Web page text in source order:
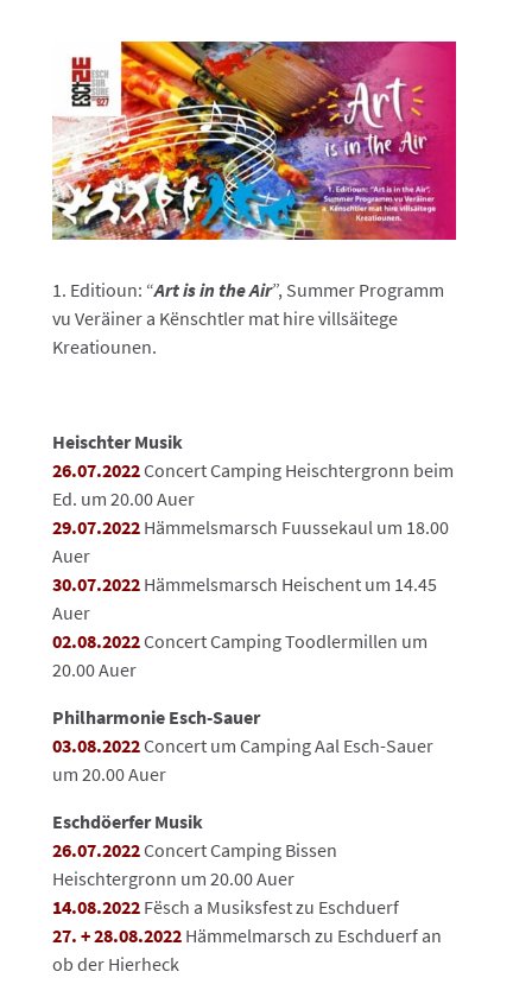
1. Editioun: “Art is in the Air”, Summer Programm
vu Veräiner a Kënschtler mat hire villsäitege
Kreatiounen.
Heischter Musik
26.07.2022Concert Camping Heischtergronn beim
Ed. um 20.00 Auer
29.07.2022Hämmelsmarsch Fuussekaul um 18.00
Auer
30.07.2022Hämmelsmarsch Heischent um 14.45
Auer
02.08.2022Concert Camping Toodlermillen um
20.00 Auer
Philharmonie Esch-Sauer
03.08.2022Concert um Camping Aal Esch-Sauer
um 20.00 Auer
Eschdöerfer Musik
26.07.2022Concert Camping Bissen
Heischtergronn um 20.00 Auer
14.08.2022Fësch a Musiksfest zu Eschduerf
27. + 28.08.2022Hämmelmarsch zu Eschduerf an
ob der Hierheck